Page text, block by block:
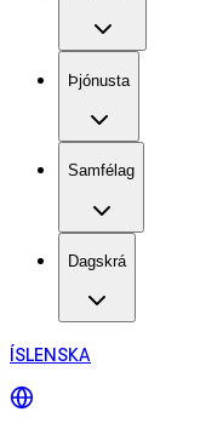
Þjónusta
Samfélag
Dagskrá
ÍSLENSKA